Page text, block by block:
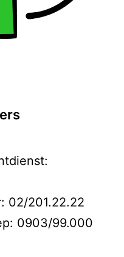
02/201.22.22
0903/99.000